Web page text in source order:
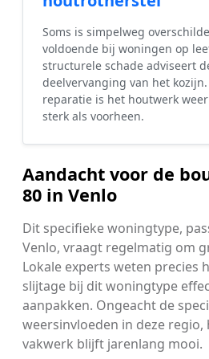
Soms is simpelweg
voldoende bij woningen op
structurele schade adviseert
deelvervanging van het
reparatie is het houtwerk
sterk als voorheen.
Aandacht voor de
80 in Venlo
Dit specifieke woningtype,
Venlo, vraagt regelmatig om
Lokale experts weten precies
slijtage bij dit woningtype
aanpakken. Ongeacht de
weersinvloeden in deze regio,
vakwerk blijft jarenlang mooi.